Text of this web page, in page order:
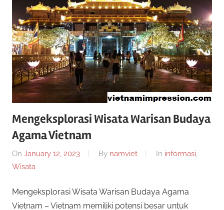
a
r
S
i
t
u
s
S
g
e
n
s
l
o
o
n
i
n
e
n
i
Mengeksplorasi Wisata Warisan Budaya
Agama Vietnam
On January 12, 2023 By namviet In informasi,
Wisata
Mengeksplorasi Wisata Warisan Budaya Agama
Vietnam – Vietnam memiliki potensi besar untuk